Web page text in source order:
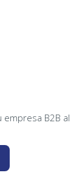
empresa B2B al